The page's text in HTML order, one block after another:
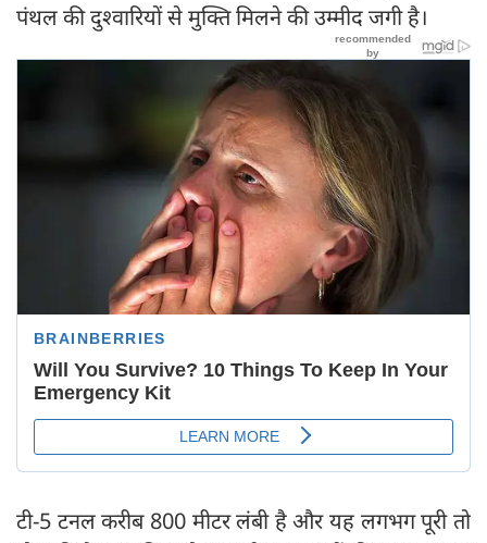
पंथल की दुश्वारियों से मुक्ति मिलने की उम्मीद जगी है।
टी-5 टनल करीब 800 मीटर लंबी है और यह लगभग पूरी तो